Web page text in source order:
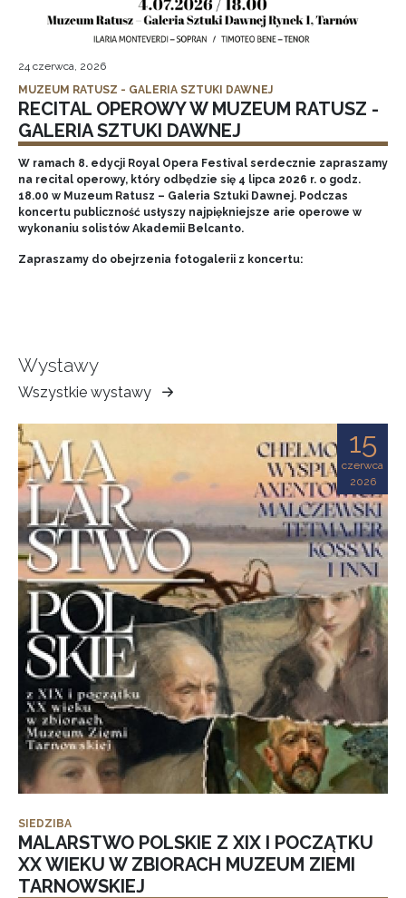
24 czerwca, 2026
MUZEUM RATUSZ - GALERIA SZTUKI DAWNEJ
RECITAL OPEROWY W MUZEUM RATUSZ -
GALERIA SZTUKI DAWNEJ
W ramach 8. edycji Royal Opera Festival serdecznie zapraszamy
na recital operowy, który odbędzie się 4 lipca 2026 r. o godz.
18.00 w Muzeum Ratusz – Galeria Sztuki Dawnej. Podczas
koncertu publiczność usłyszy najpiękniejsze arie operowe w
wykonaniu solistów Akademii Belcanto.
Zapraszamy do obejrzenia fotogalerii z koncertu:
Wystawy
Wszystkie wystawy
Muzeum
Ziemi
Tarnowskiej
15
czerwca
2026
SIEDZIBA
MALARSTWO POLSKIE Z XIX I POCZĄTKU
XX WIEKU W ZBIORACH MUZEUM ZIEMI
TARNOWSKIEJ